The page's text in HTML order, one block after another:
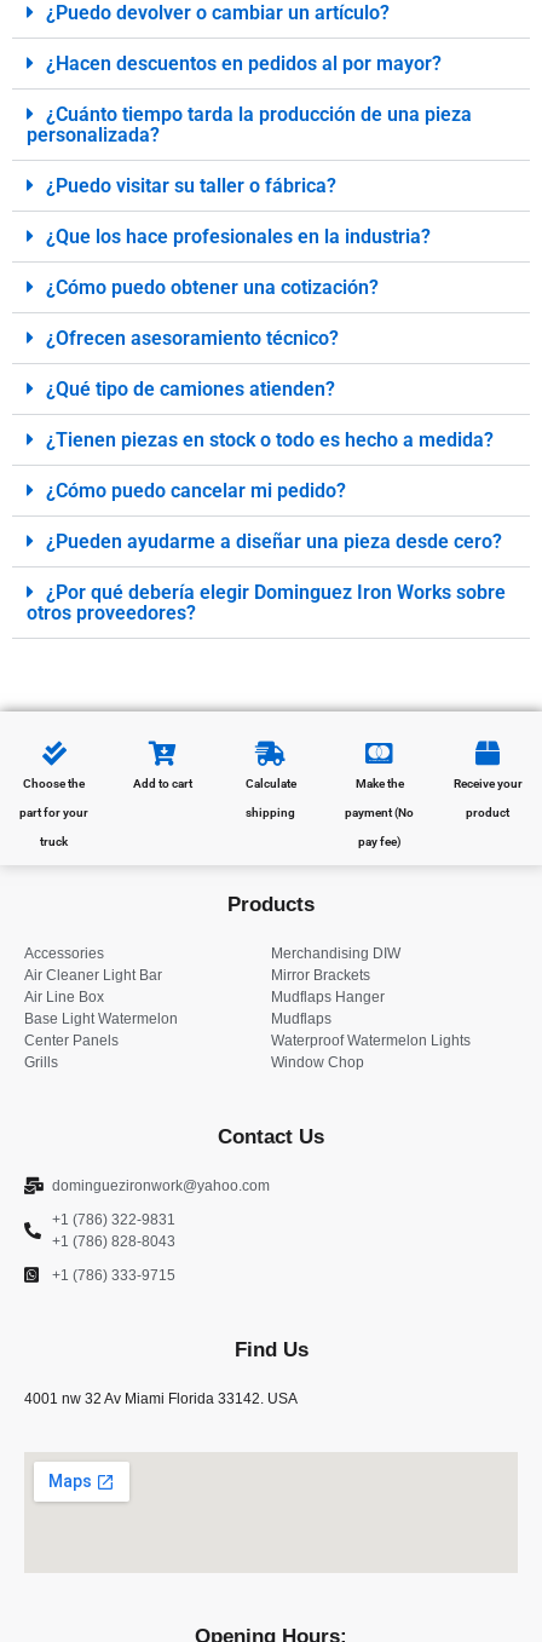
¿Puedo devolver o cambiar un artículo?
¿Hacen descuentos en pedidos al por mayor?
¿Cuánto tiempo tarda la producción de una pieza
personalizada?
¿Puedo visitar su taller o fábrica?
¿Que los hace profesionales en la industria?
¿Cómo puedo obtener una cotización?
¿Ofrecen asesoramiento técnico?
¿Qué tipo de camiones atienden?
¿Tienen piezas en stock o todo es hecho a medida?
¿Cómo puedo cancelar mi pedido?
¿Pueden ayudarme a diseñar una pieza desde cero?
¿Por qué debería elegir Dominguez Iron Works sobre
otros proveedores?
Choose the
part for your
truck
Add to cart Calculate
shipping
Make the
payment (No
pay fee)
Receive your
product
Products
Accessories
Air Cleaner Light Bar
Air Line Box
Base Light Watermelon
Center Panels
Grills
Merchandising DIW
Mirror Brackets
Mudflaps Hanger
Mudflaps
Waterproof Watermelon Lights
Window Chop
Contact Us
dominguezironwork@yahoo.com
+1 (786) 322-9831
+1 (786) 828-8043
+1 (786) 333-9715
Find Us
4001 nw 32 Av Miami Florida 33142. USA
Opening Hours: